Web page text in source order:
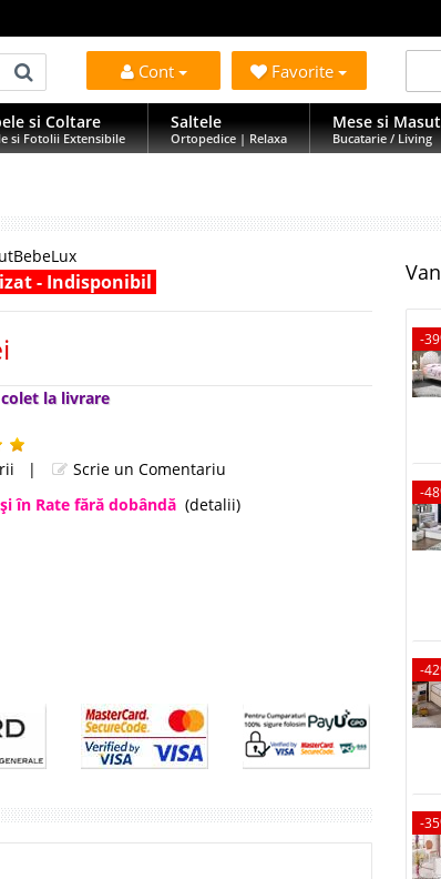
Cont Favorite
si Coltare
si Fotolii Extensibile
Saltele
Ortopedice | Relaxa
Mese si
Bucatarie / Living
- Indisponibil
la livrare
|
Scrie un Comentariu
în Rate fără dobândă (detalii)
-
-
-
-